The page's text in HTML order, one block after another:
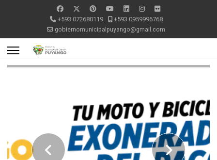
+593 072680119
+593 0959996768
gobiernomunicipalpuyango@gmail.com